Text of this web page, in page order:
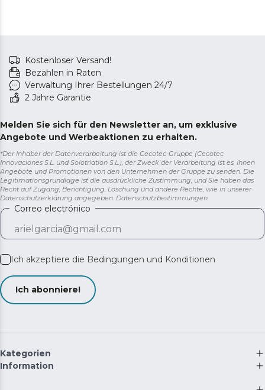
Kostenloser Versand!
Bezahlen in Raten
Verwaltung Ihrer Bestellungen 24/7
2 Jahre Garantie
Melden Sie sich für den Newsletter an, um exklusive
Angebote und Werbeaktionen zu erhalten.
*Der Inhaber der Datenverarbeitung ist die Cecotec-Gruppe (Cecotec
Innovaciones S.L. und Solotriatlon S.L.), der Zweck der Verarbeitung ist es, Ihnen
Angebote und Promotionen von den Unternehmen der Gruppe zu senden. Die
Legitimationsgrundlage ist die ausdrückliche Zustimmung, und Sie haben das
Recht auf Zugang, Berichtigung, Löschung und andere Rechte, wie in unserer
Datenschutzerklärung angegeben. Datenschutzbestimmungen
Correo electrónico
Ich akzeptiere die Bedingungen und Konditionen
Ich abonniere!
Kategorien
Information